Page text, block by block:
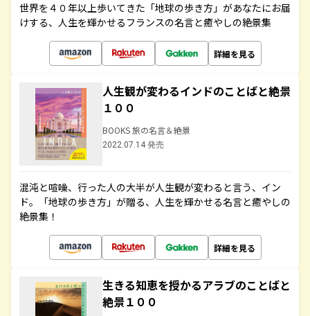
世界を４０年以上歩いてきた「地球の歩き方」があなたにお届
けする、人生を輝かせるフランスの名言と癒やしの絶景集
詳細を見る
人生観が変わるインドのことばと絶景
１００
BOOKS 旅の名言＆絶景
2022.07.14 発売
混沌と喧噪、行った人の大半が人生観が変わると言う、イン
ド。「地球の歩き方」が贈る、人生を輝かせる名言と癒やしの
絶景集！
詳細を見る
生きる知恵を授かるアラブのことばと
絶景１００